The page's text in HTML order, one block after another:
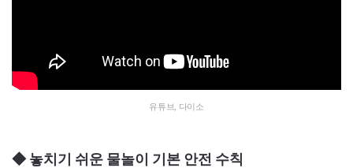
유튜브, 다이소
◆ 놓치기 쉬운 물놀이 기본 안전 수칙